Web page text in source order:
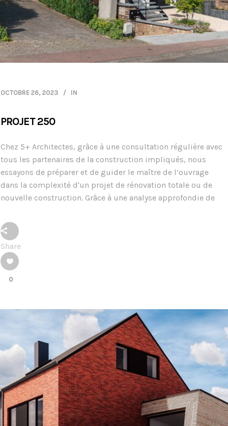
OCTOBRE 26, 2023 IN
PROJET 250
Chez 5+ Architectes, grâce à une consultation régulière avec
tous les partenaires de la construction impliqués, nous
essayons de préparer et de guider le maître de l’ouvrage
dans la complexité d'un projet de rénovation totale ou de
nouvelle construction. Grâce à une analyse approfondie de
Share
0